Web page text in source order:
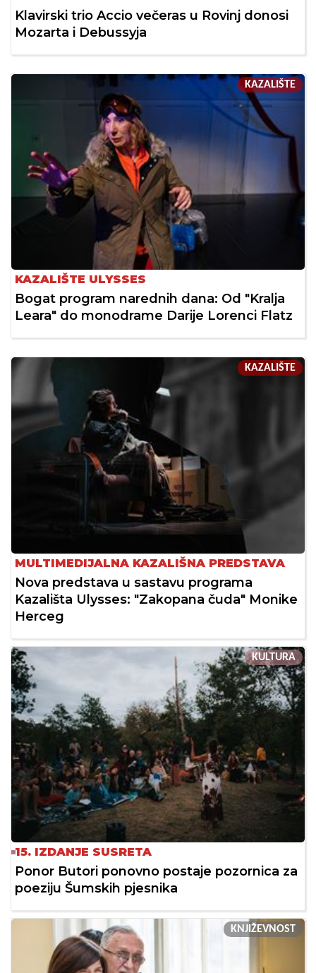
Klavirski trio Accio večeras u Rovinj donosi
Mozarta i Debussyja
KAZALIŠTE
KAZALIŠTE ULYSSES
Bogat program narednih dana: Od "Kralja
Leara" do monodrame Darije Lorenci Flatz
KAZALIŠTE
MULTIMEDIJALNA KAZALIŠNA PREDSTAVA
Nova predstava u sastavu programa
Kazališta Ulysses: "Zakopana čuda" Monike
Herceg
KULTURA
15. IZDANJE SUSRETA
Ponor Butori ponovno postaje pozornica za
poeziju Šumskih pjesnika
KNJIŽEVNOST